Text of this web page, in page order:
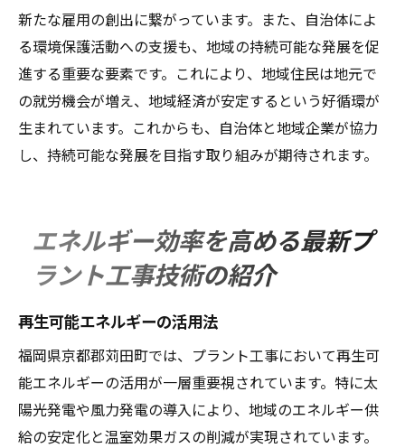
新たな雇用の創出に繋がっています。また、自治体によ
る環境保護活動への支援も、地域の持続可能な発展を促
進する重要な要素です。これにより、地域住民は地元で
の就労機会が増え、地域経済が安定するという好循環が
生まれています。これからも、自治体と地域企業が協力
し、持続可能な発展を目指す取り組みが期待されます。
エネルギー効率を高める最新プ
ラント工事技術の紹介
再生可能エネルギーの活用法
福岡県京都郡苅田町では、プラント工事において再生可
能エネルギーの活用が一層重要視されています。特に太
陽光発電や風力発電の導入により、地域のエネルギー供
給の安定化と温室効果ガスの削減が実現されています。